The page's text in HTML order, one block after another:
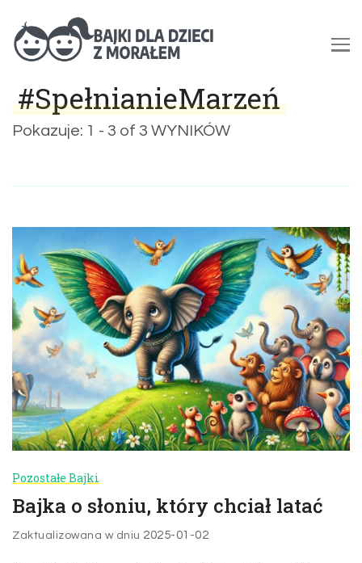
Bajki do czytania na dobranoc
#SpełnianieMarzeń
Pokazuje: 1 - 3 of 3 WYNIKÓW
Pozostałe Bajki
Bajka o słoniu, który chciał latać
Zaktualizowana w dniu 2025-01-02